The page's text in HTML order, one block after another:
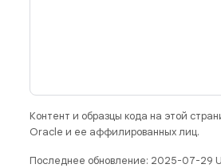
Контент и образцы кода на этой
Oracle и ее аффилированных лиц.
Последнее обновление: 2025-07-29